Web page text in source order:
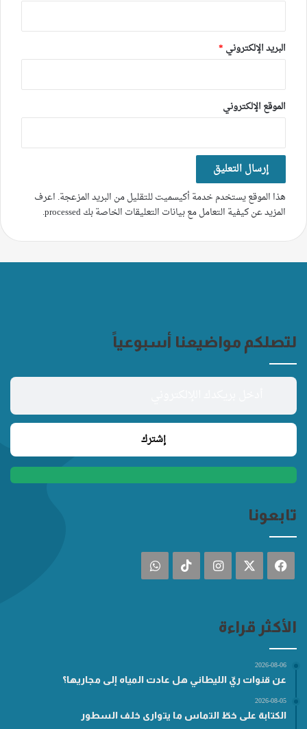
البريد الإلكتروني *
الموقع الإلكتروني
هذا الموقع يستخدم خدمة أكيسميت للتقليل من البريد المزعجة. اعرف
المزيد عن كيفية التعامل مع بيانات التعليقات الخاصة بك processed
.
لتصلكم مواضيعنا أسبوعياً
تابعونا
فيسبوك انستقرام ‫TikTokواتساب
الأكثر قراءة
2026-08-06
عن قنوات ريّ الليطاني هل عادت المياه إلى مجاريها؟
2026-08-05
الكتابة على خطّ التماس ما يتوارى خلف السطور